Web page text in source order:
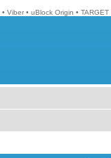
• Viber • uBlock Origin •